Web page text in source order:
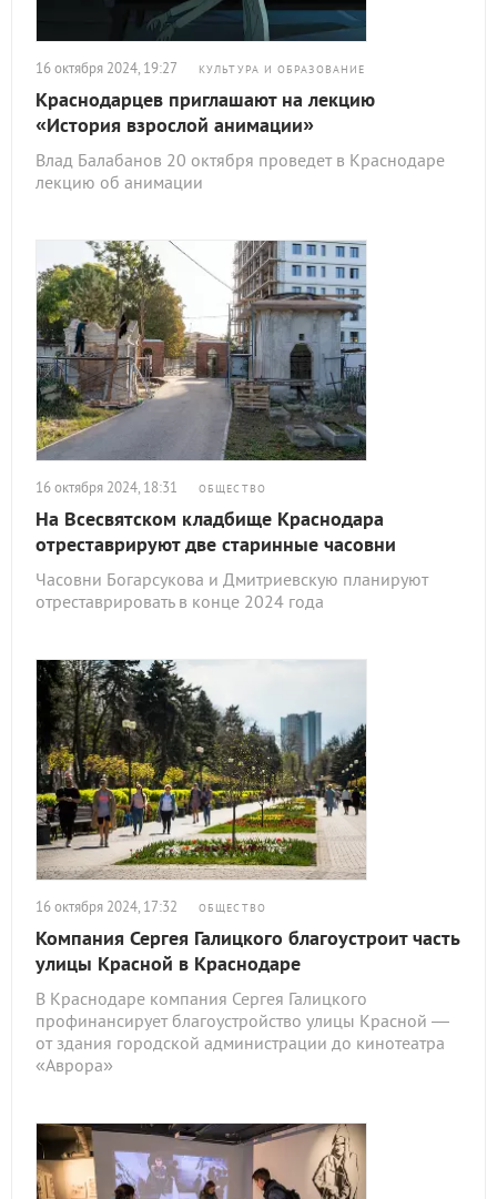
16 октября 2024, 19:27 КУЛЬТУРА И ОБРАЗОВАНИЕ
Краснодарцев приглашают на лекцию
«История взрослой анимации»
Влад Балабанов 20 октября проведет в Краснодаре
лекцию об анимации
16 октября 2024, 18:31 ОБЩЕСТВО
На Всесвятском кладбище Краснодара
отреставрируют две старинные часовни
Часовни Богарсукова и Дмитриевскую планируют
отреставрировать в конце 2024 года
16 октября 2024, 17:32 ОБЩЕСТВО
Компания Сергея Галицкого благоустроит часть
улицы Красной в Краснодаре
В Краснодаре компания Сергея Галицкого
профинансирует благоустройство улицы Красной —
от здания городской администрации до кинотеатра
«Аврора»